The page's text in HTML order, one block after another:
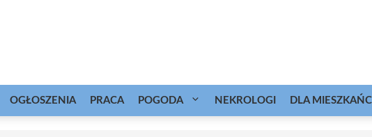
OGŁOSZENIA PRACA POGODA NEKROLOGI DLA